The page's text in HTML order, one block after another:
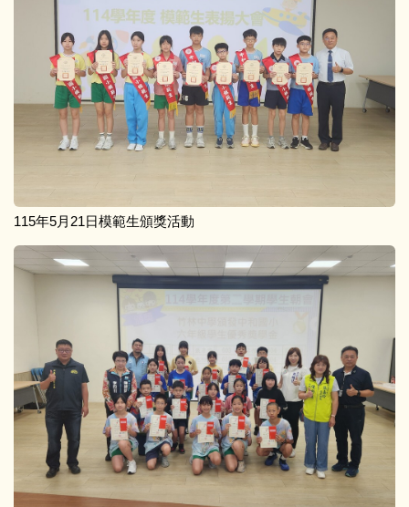
115年5月21日模範生頒獎活動